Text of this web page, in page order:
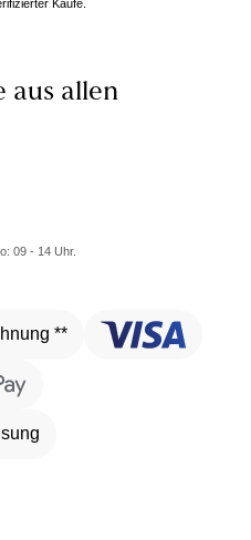
Käufe.
aus allen
09 - 14 Uhr.
**